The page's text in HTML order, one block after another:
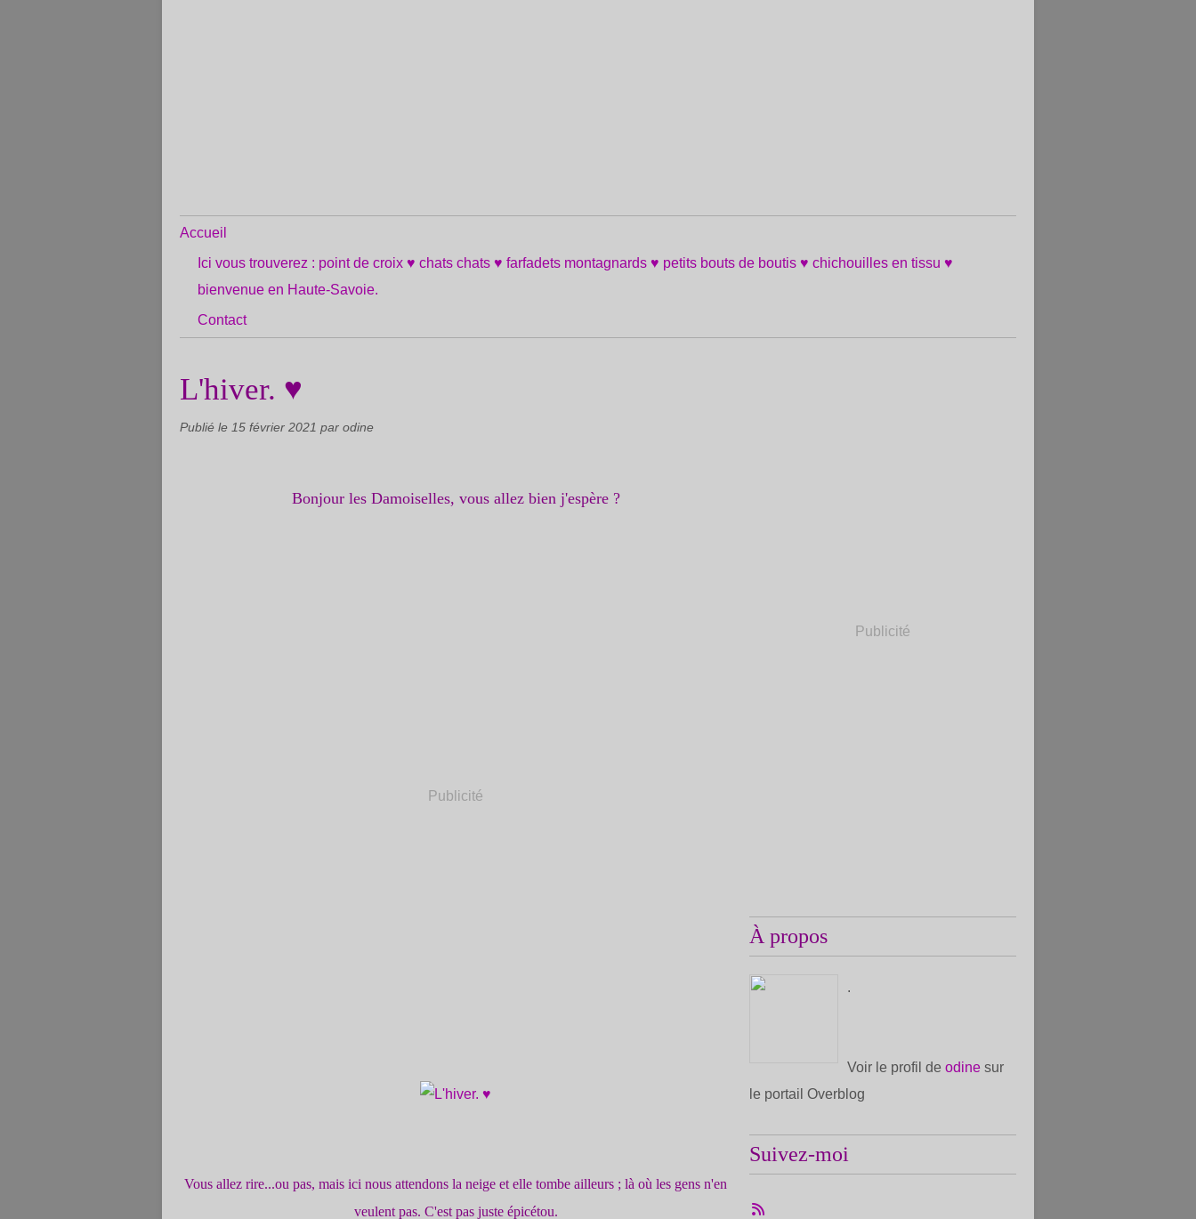
Accueil
Ici vous trouverez : point de croix ♥ chats chats ♥ farfadets montagnards ♥ petits bouts de boutis ♥ chichouilles en tissu ♥
bienvenue en Haute-Savoie.
Contact
L'hiver. ♥
Publié le 15 février 2021 par odine
Bonjour les Damoiselles, vous allez bien j'espère ?
Publicité
Vous allez rire...ou pas, mais ici nous attendons la neige et elle tombe ailleurs ; là où les gens n'en
veulent pas. C'est pas juste épicétou.
Publicité
À propos
.
Voir le profil de odine sur
le portail Overblog
Suivez-moi